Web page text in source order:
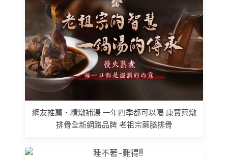
網友推薦 • 精燉補湯 一年四季都可以喝 康寶藥燉
排骨全新網路品牌 老祖宗藥膳排骨